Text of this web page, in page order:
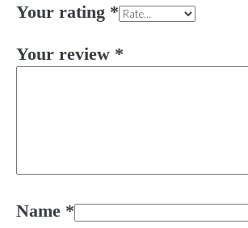
Your rating *
Your review *
Name *